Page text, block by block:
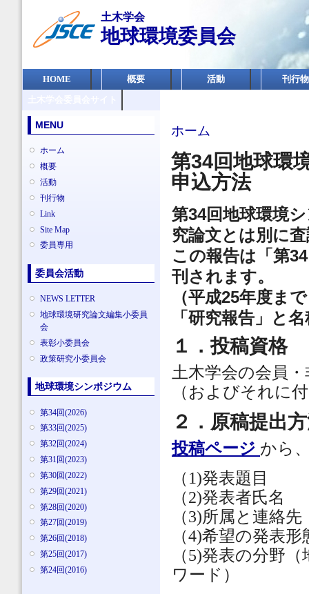
ン
テ
土木学会
地球環境委員会
メインメニュー
HOME 概要 活動
刊行物
MENU
ホーム
概要
活動
刊行物
Link
Site Map
委員専用
委員会活動
NEWS LETTER
地球環境研究論文編集小委員
会
表彰小委員会
政策研究小委員会
地球環境シンポジウム
第34回(2026)
第33回(2025)
第32回(2024)
第31回(2023)
第30回(2022)
第29回(2021)
第28回(2020)
第27回(2019)
第26回(2018)
第25回(2017)
第24回(2016)
現在地
ホーム
第34回地球環
申込方法
第34回地球環境
究論文とは別に
この報告は「第
刊されます。
（平成25年度ま
「研究報告」と
１．投稿資格
土木学会の会員
（およびそれに
２．原稿提出
投稿ページ から
（1)発表題目
（2)発表者氏名
（3)所属と連絡
（4)希望の発表
（5)発表の分野
ワード）